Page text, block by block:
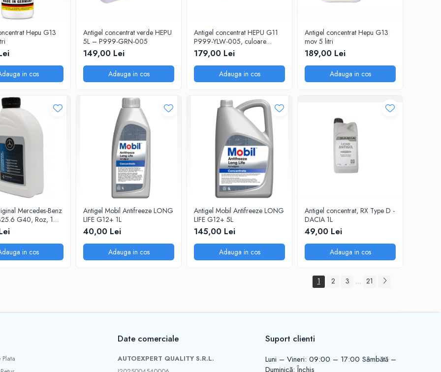
Hepu G13
in cos
Antigel concentrat verde HEPU
5L – P999-GRN-005
149,00 Lei
Adauga in cos
Antigel concentrat HEPU G11
P999-YLW-005, culoare
galben, volum 5 litri
179,00 Lei
Adauga in cos
Antigel concentrat Hepu G13
mov 5 litri
189,00 Lei
Adauga in cos
Mercedes-Benz
G40, Roz, 1
in cos
Antigel Mobil Antifreeze LONG
LIFE G12+ 1L
40,00 Lei
Adauga in cos
Antigel Mobil Antifreeze LONG
LIFE G12+ 5L
145,00 Lei
Adauga in cos
Antigel concentrat, RX Type D -
DACIA 1L
49,00 Lei
Adauga in cos
1 2 3 ... 21
Date comerciale
AUTOEXPERT QUALITY S.R.L.
Suport clienti
Luni – Vineri: 09:00 – 17:00 Sâmbătă –
Duminică: Închis